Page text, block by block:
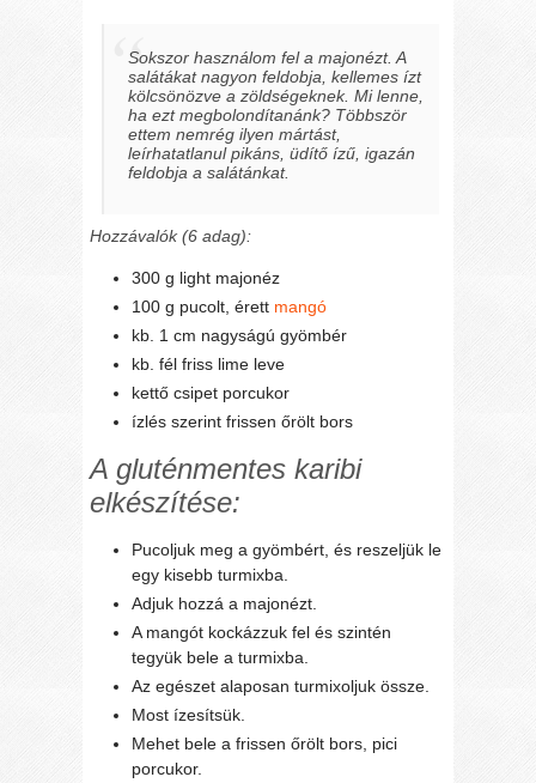
Sokszor használom fel a majonézt. A
salátákat nagyon feldobja, kellemes ízt
kölcsönözve a zöldségeknek. Mi lenne,
ha ezt megbolondítanánk? Többször
ettem nemrég ilyen mártást,
leírhatatlanul pikáns, üdítő ízű, igazán
feldobja a salátánkat.
Hozzávalók (6 adag):
300 g light majonéz
100 g pucolt, érett mangó
kb. 1 cm nagyságú gyömbér
kb. fél friss lime leve
kettő csipet porcukor
ízlés szerint frissen őrölt bors
A gluténmentes karibi
elkészítése:
Pucoljuk meg a gyömbért, és reszeljük le
egy kisebb turmixba.
Adjuk hozzá a majonézt.
A mangót kockázzuk fel és szintén
tegyük bele a turmixba.
Az egészet alaposan turmixoljuk össze.
Most ízesítsük.
Mehet bele a frissen őrölt bors, pici
porcukor.